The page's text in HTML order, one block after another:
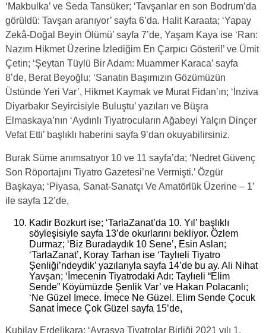
‘Makbulka’ ve Seda Tansüker; ‘Tavşanlar en son Bodrum’da
görüldü: Tavşan aranıyor’ sayfa 6’da. Halit Karaata; ‘Yapay
Zekâ-Doğal Beyin Ölümü’ sayfa 7’de, Yaşam Kaya ise ‘Ran:
Nazım Hikmet Üzerine İzlediğim En Çarpıcı Gösteri!’ ve Ümit
Çetin; ‘Şeytan Tüylü Bir Adam: Muammer Karaca’ sayfa
8’de, Berat Beyoğlu; ‘Sanatın Başımızın Gözümüzün
Üstünde Yeri Var’, Hikmet Kaymak ve Murat Fidan’ın; ‘İnziva
Diyarbakır Seyircisiyle Buluştu’ yazıları ve Büşra
Elmaskaya’nın ‘Aydınlı Tiyatrocuların Ağabeyi Yalçın Dinçer
Vefat Etti’ başlıklı haberini sayfa 9’dan okuyabilirsiniz.
Burak Süme anımsatıyor 10 ve 11 sayfa’da; ‘Nedret Güvenç
Son Röportajını Tiyatro Gazetesi’ne Vermişti.’ Özgür
Başkaya; ‘Piyasa, Sanat-Sanatçı Ve Amatörlük Üzerine – 1’
ile sayfa 12’de,
Kadir Bozkurt ise; ‘TarlaZanat’da 10. Yıl’ başlıklı
söyleşisiyle sayfa 13’de okurlarını bekliyor. Özlem
Durmaz; ‘Biz Buradaydık 10 Sene’, Esin Aslan;
‘TarlaZanat’, Koray Tarhan ise ‘Taylıeli Tiyatro
Şenliği’ndeydik’ yazılarıyla sayfa 14’de bu ay. Ali Nihat
Yavşan; ‘İmecenin Tiyatrodaki Adı: Taylıeli “Elim
Sende” Köyümüzde Şenlik Var’ ve Hakan Polacanlı;
‘Ne Güzel İmece. İmece Ne Güzel. Elim Sende Çocuk
Sanat İmece Çok Güzel sayfa 15’de,
Kubilay Erdelikara; ‘Avrasya Tiyatrolar Birliği 2021 yılı 1.